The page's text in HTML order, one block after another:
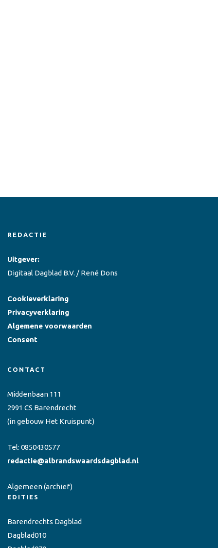
REDACTIE
Uitgever:
Digitaal Dagblad B.V. / René Dons
Cookieverklaring
Privacyverklaring
Algemene voorwaarden
Consent
CONTACT
Middenbaan 111
2991 CS Barendrecht
(in gebouw Het Kruispunt)
Tel: 0850430577
redactie@albrandswaardsdagblad.nl
Algemeen(archief)
EDITIES
Barendrechts Dagblad
Dagblad010